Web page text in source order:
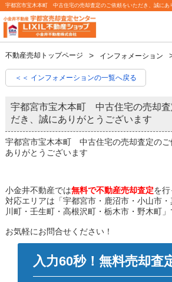
不動産売却トップページ インフォメーション
＜＜ インフォメーションの一覧へ戻る
宇都宮市宝木本町 中古住宅の売却査
だき、誠にありがとうございます
宇都宮市宝木本町 中古住宅の売却査定のご
ありがとうございます
小金井不動産では無料で不動産売却査定を行
対応エリアは「宇都宮市・鹿沼市・小山市
川町・壬生町・高根沢町・栃木市・野木町」
お気軽にお問合せください！
入力60秒！無料売却査